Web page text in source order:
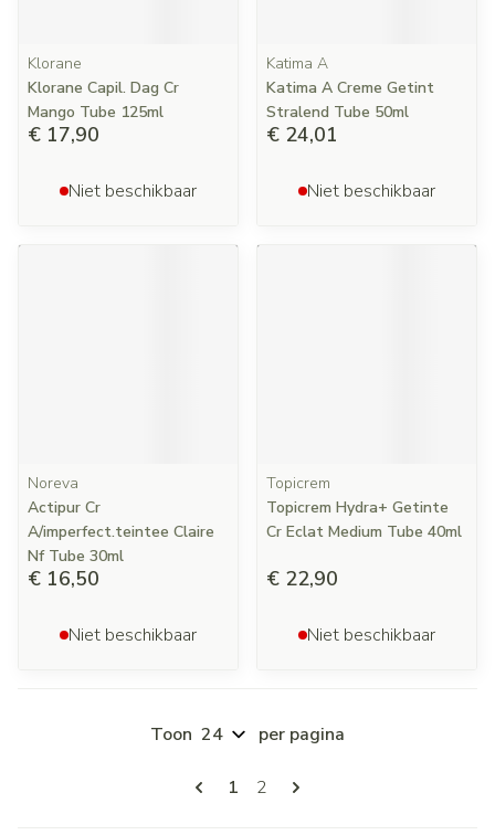
Klorane
Klorane Capil. Dag Cr
Mango Tube 125ml
€ 17,90
Niet beschikbaar
Katima A
Katima A Creme Getint
Stralend Tube 50ml
€ 24,01
Niet beschikbaar
Noreva
Actipur Cr
A/imperfect.teintee Claire
Nf Tube 30ml
€ 16,50
Niet beschikbaar
Topicrem
Topicrem Hydra+ Getinte
Cr Eclat Medium Tube 40ml
€ 22,90
Niet beschikbaar
Pagina's
U lees momenteel pagina
1 Pagina
2
Toon per pagina